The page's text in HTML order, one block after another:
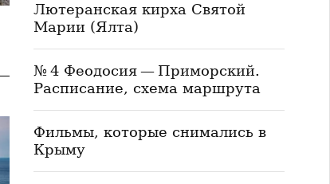
Лютеранская кирха Святой
Марии (Ялта)
№ 4 Феодосия — Приморский.
Расписание, схема маршрута
Фильмы, которые снимались в
Крыму